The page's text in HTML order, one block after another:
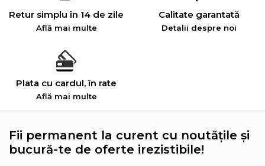
Retur simplu în 14 de zile
Află mai multe
Calitate garantată
Detalii despre noi
Plata cu cardul, în rate
Află mai multe
Fii permanent la curent cu noutățile și
bucură-te de oferte irezistibile!